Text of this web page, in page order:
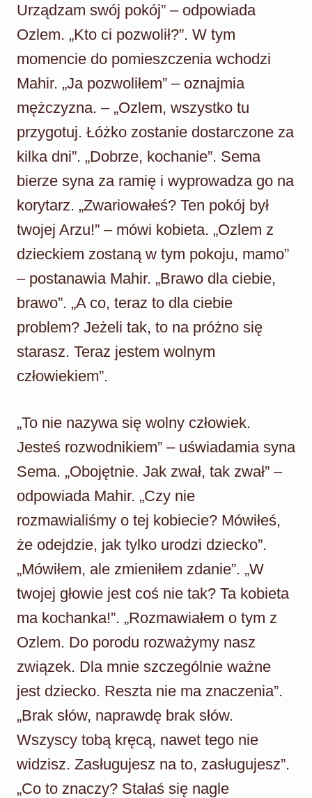
Urządzam swój pokój” – odpowiada
Ozlem. „Kto ci pozwolił?”. W tym
momencie do pomieszczenia wchodzi
Mahir. „Ja pozwoliłem” – oznajmia
mężczyzna. – „Ozlem, wszystko tu
przygotuj. Łóżko zostanie dostarczone za
kilka dni”. „Dobrze, kochanie”. Sema
bierze syna za ramię i wyprowadza go na
korytarz. „Zwariowałeś? Ten pokój był
twojej Arzu!” – mówi kobieta. „Ozlem z
dzieckiem zostaną w tym pokoju, mamo”
– postanawia Mahir. „Brawo dla ciebie,
brawo”. „A co, teraz to dla ciebie
problem? Jeżeli tak, to na próżno się
starasz. Teraz jestem wolnym
człowiekiem”.
„To nie nazywa się wolny człowiek.
Jesteś rozwodnikiem” – uświadamia syna
Sema. „Obojętnie. Jak zwał, tak zwał” –
odpowiada Mahir. „Czy nie
rozmawialiśmy o tej kobiecie? Mówiłeś,
że odejdzie, jak tylko urodzi dziecko”.
„Mówiłem, ale zmieniłem zdanie”. „W
twojej głowie jest coś nie tak? Ta kobieta
ma kochanka!”. „Rozmawiałem o tym z
Ozlem. Do porodu rozważymy nasz
związek. Dla mnie szczególnie ważne
jest dziecko. Reszta nie ma znaczenia”.
„Brak słów, naprawdę brak słów.
Wszyscy tobą kręcą, nawet tego nie
widzisz. Zasługujesz na to, zasługujesz”.
„Co to znaczy? Stałaś się nagle